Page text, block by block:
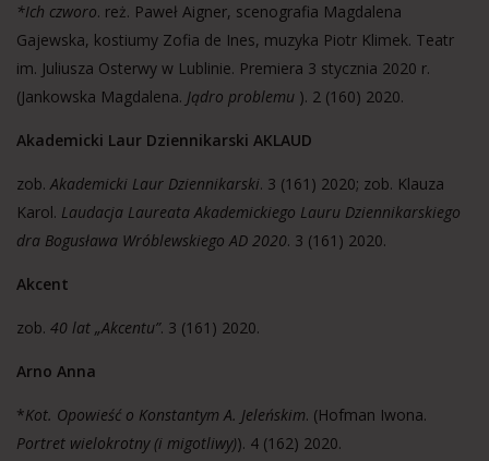
*Ich czworo. reż. Paweł Aigner, scenografia Magdalena
Gajewska, kostiumy Zofia de Ines, muzyka Piotr Klimek. Teatr
im. Juliusza Osterwy w Lublinie. Premiera 3 stycznia 2020 r.
(Jankowska Magdalena. Jądro problemu ). 2 (160) 2020.
Akademicki Laur Dziennikarski AKLAUD
zob.Akademicki Laur Dziennikarski. 3 (161) 2020; zob. Klauza
Karol. Laudacja Laureata Akademickiego Lauru Dziennikarskiego
dra Bogusława Wróblewskiego AD 2020. 3 (161) 2020.
Akcent
zob. 40 lat „Akcentu”. 3 (161) 2020.
Arno Anna
*Kot. Opowieść o Konstantym A. Jeleńskim. (Hofman Iwona.
Portret wielokrotny (i migotliwy)). 4 (162) 2020.